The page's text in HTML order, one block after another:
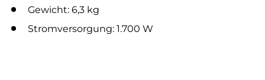
Gewicht: 6,3 kg
Stromversorgung: 1.700 W